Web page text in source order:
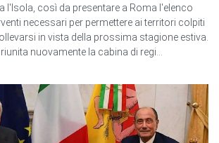
l'Isola, così da presentare a Roma l'elenco
necessari per permettere ai territori colpiti
in vista della prossima stagione estiva.
nuovamente la cabina di regi...